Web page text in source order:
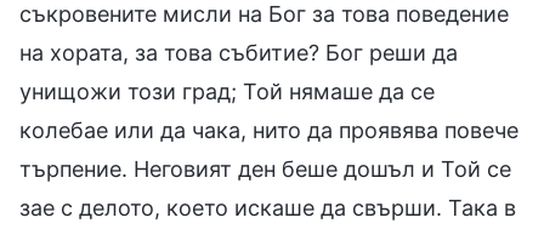
съкровените мисли на Бог за това поведение
на хората, за това събитие? Бог реши да
унищожи този град; Той нямаше да се
колебае или да чака, нито да проявява повече
търпение. Неговият ден беше дошъл и Той се
зае с делото, което искаше да свърши. Така в